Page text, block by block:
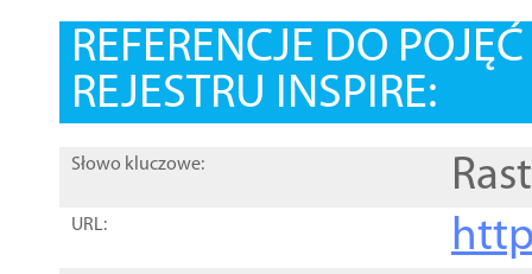
REFERENCJE DO
REJESTRU INSPIRE:
Słowo kluczowe:
URL: